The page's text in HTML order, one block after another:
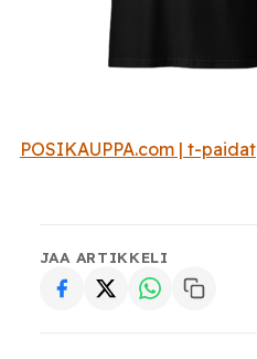
POSIKAUPPA.com | t-paidat
JAA ARTIKKELI